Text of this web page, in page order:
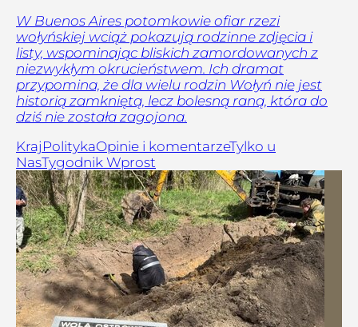
W Buenos Aires potomkowie ofiar rzezi
wołyńskiej wciąż pokazują rodzinne zdjęcia i
listy, wspominając bliskich zamordowanych z
niezwykłym okrucieństwem. Ich dramat
przypomina, że dla wielu rodzin Wołyń nie jest
historią zamkniętą, lecz bolesną raną, która do
dziś nie została zagojona.
Kraj PolitykaOpinie i komentarzeTylko u
NasTygodnik Wprost